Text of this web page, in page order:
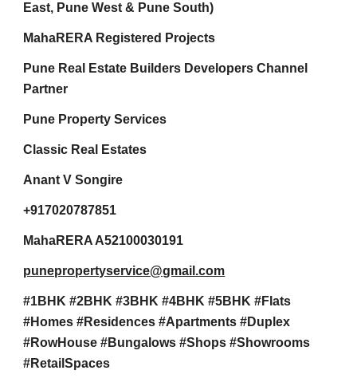
East, Pune West & Pune South)
MahaRERA Registered Projects
Pune Real Estate Builders Developers Channel
Partner
Pune Property Services
Classic Real Estates
Anant V Songire
+917020787851
MahaRERA A52100030191
punepropertyservice@gmail.com
#1BHK #2BHK #3BHK #4BHK #5BHK #Flats
#Homes #Residences #Apartments #Duplex
#RowHouse #Bungalows #Shops #Showrooms
#RetailSpaces